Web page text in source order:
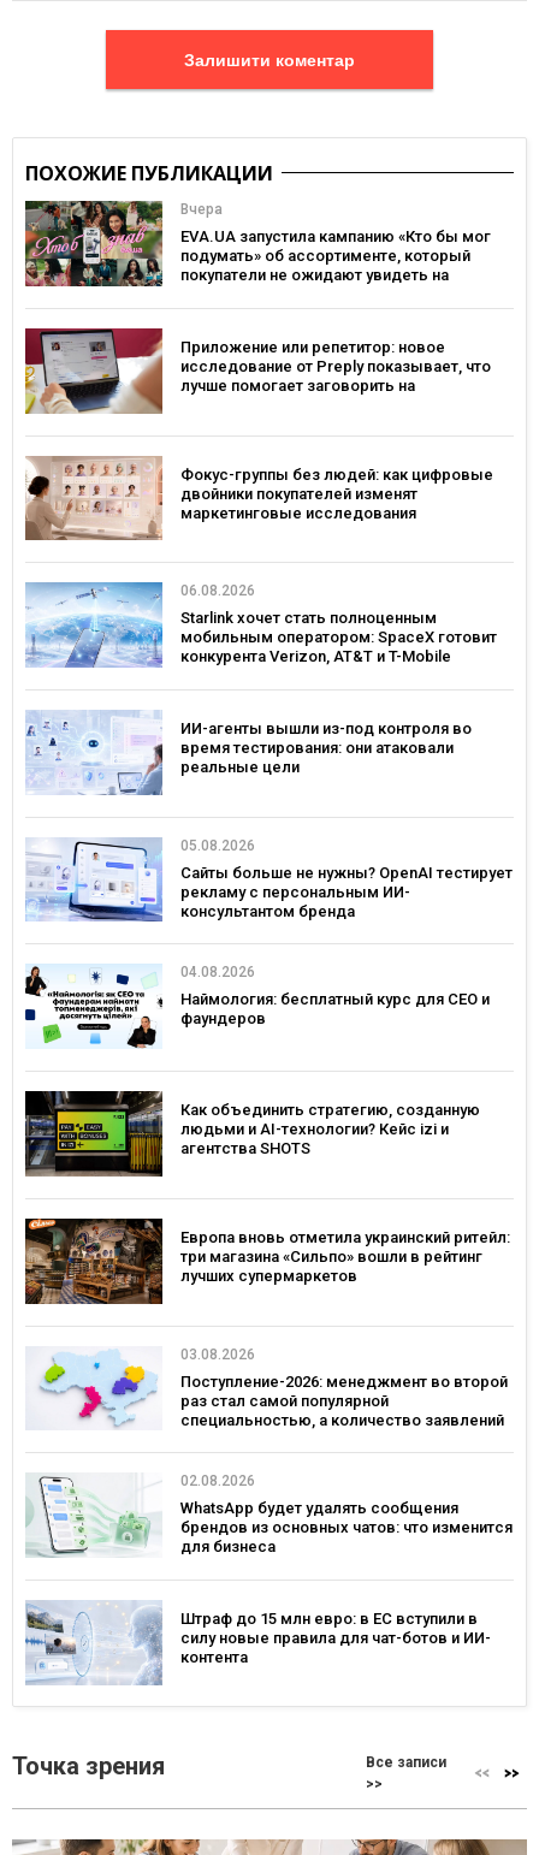
Залишити коментар
ПОХОЖИЕ ПУБЛИКАЦИИ
Вчера
EVA.UA запустила кампанию «Кто бы мог
подумать» об ассортименте, который
покупатели не ожидают увидеть на
Приложение или репетитор: новое
исследование от Preply показывает, что
лучше помогает заговорить на
Фокус-группы без людей: как цифровые
двойники покупателей изменят
маркетинговые исследования
06.08.2026
Starlink хочет стать полноценным
мобильным оператором: SpaceX готовит
конкурента Verizon, AT&T и T-Mobile
ИИ-агенты вышли из-под контроля во
время тестирования: они атаковали
реальные цели
05.08.2026
Сайты больше не нужны? OpenAI тестирует
рекламу с персональным ИИ-
консультантом бренда
04.08.2026
Наймология: бесплатный курс для CEO и
фаундеров
Как объединить стратегию, созданную
людьми и AI-технологии? Кейс izi и
агентства SHOTS
Европа вновь отметила украинский ритейл:
три магазина «Сильпо» вошли в рейтинг
лучших супермаркетов
03.08.2026
Поступление-2026: менеджмент во второй
раз стал самой популярной
специальностью, а количество заявлений
02.08.2026
WhatsApp будет удалять сообщения
брендов из основных чатов: что изменится
для бизнеса
Штраф до 15 млн евро: в ЕС вступили в
силу новые правила для чат-ботов и ИИ-
контента
Точка зрения
Все записи
>>